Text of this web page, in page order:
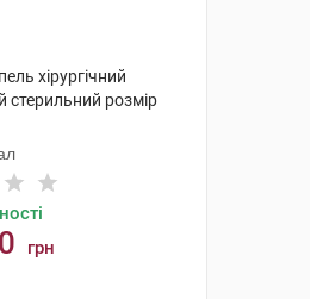
хірургічний
стерильний розмір
грн